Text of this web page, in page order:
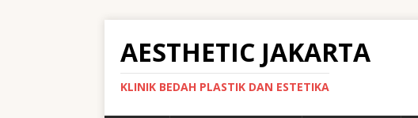
AESTHETIC JAKARTA
KLINIK BEDAH PLASTIK DAN ESTETIKA